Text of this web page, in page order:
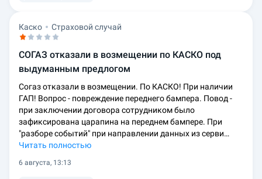
Каско Страховой случай
СОГАЗ отказали в возмещении по КАСКО под
выдуманным предлогом
Согаз отказали в возмещении. По КАСКО! При наличии
ГАП! Вопрос - повреждение переднего бампера. Повод -
при заключении договора сотрудником было
зафиксирована царапина на переднем бампере. При
"разборе событий" при направлении данных из серви…
Читать полностью
6 августа, 13:13